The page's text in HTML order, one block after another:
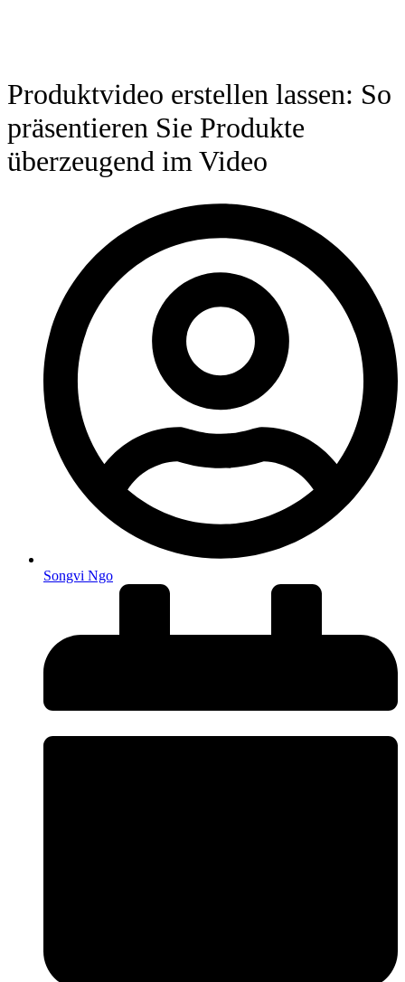
Produktvideo erstellen lassen: So
präsentieren Sie Produkte
überzeugend im Video
Songvi Ngo